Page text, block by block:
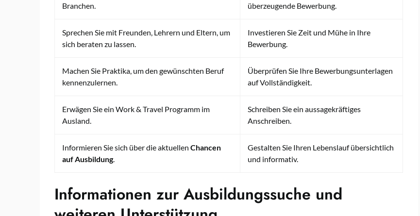
Branchen.
überzeugende Bewerbung.
Sprechen Sie mit Freunden, Lehrern und Eltern, um
sich beraten zu lassen.
Investieren Sie Zeit und Mühe in Ihre
Bewerbung.
Machen Sie Praktika, um den gewünschten Beruf
kennenzulernen.
Überprüfen Sie Ihre Bewerbungsunterlagen
auf Vollständigkeit.
Erwägen Sie ein Work & Travel Programm im
Ausland.
Schreiben Sie ein aussagekräftiges
Anschreiben.
Informieren Sie sich über die aktuellen Chancen
auf Ausbildung
Gestalten Sie Ihren Lebenslauf übersichtlich
und informativ.
Informationen zur Ausbildungssuche und